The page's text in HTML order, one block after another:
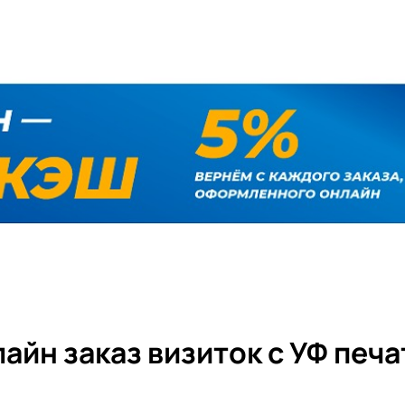
заказ визиток с УФ